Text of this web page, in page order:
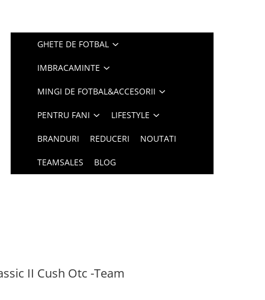
GHETE DE FOTBAL
IMBRACAMINTE
MINGI DE FOTBAL&ACCESORII
PENTRU FANI LIFESTYLE
BRANDURI REDUCERI NOUTATI
TEAMSALES BLOG
II Cush Otc -Team